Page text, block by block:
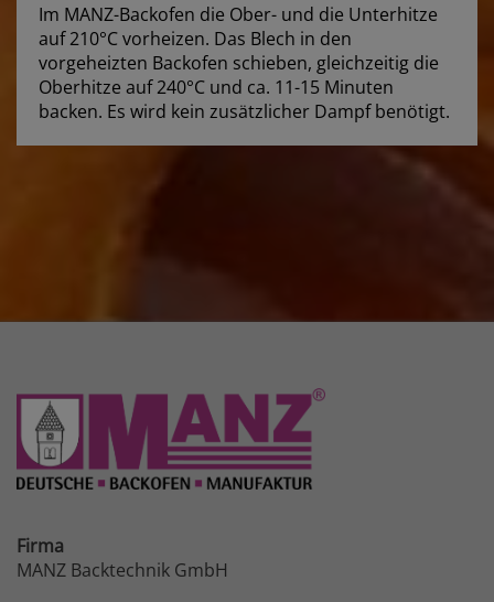
Im MANZ-Backofen die Ober- und die Unterhitze
auf 210°C vorheizen. Das Blech in den
vorgeheizten Backofen schieben, gleichzeitig die
Oberhitze auf 240°C und ca. 11-15 Minuten
backen. Es wird kein zusätzlicher Dampf benötigt.
Firma
MANZ Backtechnik GmbH